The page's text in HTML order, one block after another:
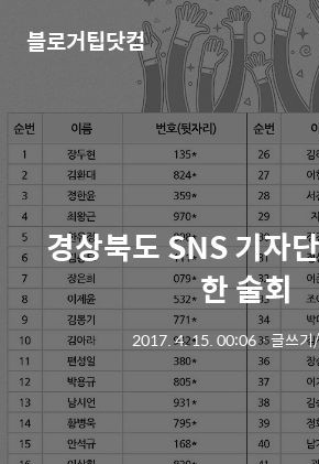
블로거팁닷컴
경상북도 SNS 기자
한 술회
2017. 4. 15. 00:06ㆍ글쓰기